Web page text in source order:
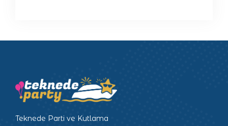
Teknede Parti ve Kutlama